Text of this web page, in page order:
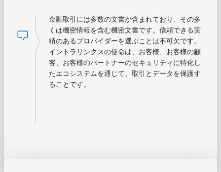
金融取引には多数の文書が含まれており、その多
くは機密情報を含む機密文書です。信頼できる実
績のあるプロバイダーを選ぶことは不可欠です。
イントラリンクスの使命は、お客様、お客様の顧
客、お客様のパートナーのセキュリティに特化し
たエコシステムを通じて、取引とデータを保護す
ることです。